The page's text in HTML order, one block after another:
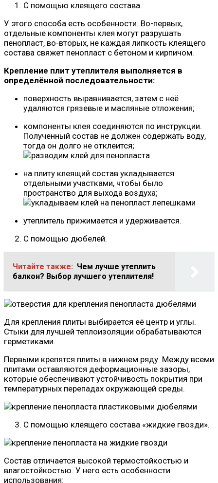
С помощью клеящего состава.
У этого способа есть особенности. Во-первых,
отдельные компоненты клея могут разрушать
пенопласт, во-вторых, не каждая липкость клеящего
состава свяжет пенопласт с бетоном и кирпичом.
Крепление плит утеплителя выполняется в
определённой последовательности:
поверхность выравнивается, затем с неё
удаляются грязевые и масляные отложения;
компоненты клея соединяются по инструкции.
Полученный состав не должен содержать воду,
тогда он долго не отклеится;
на плиту клеящий состав укладывается
отдельными участками, чтобы было
пространство для выхода воздуха;
утеплитель прижимается и удерживается.
С помощью дюбелей.
Читайте также: Чем лучше утеплить
балкон? Выбор лучшего утеплителя!
Для крепления плиты выбирается её центр и углы.
Стыки для лучшей теплоизоляции обрабатываются
герметиками.
Первыми крепятся плиты в нижнем ряду. Между всеми
плитами оставляются деформационные зазоры,
которые обеспечивают устойчивость покрытия при
температурных перепадах окружающей среды.
С помощью клеящего состава «жидкие гвозди».
Состав отличается высокой термостойкостью и
влагостойкостью. У него есть особенности
использования: